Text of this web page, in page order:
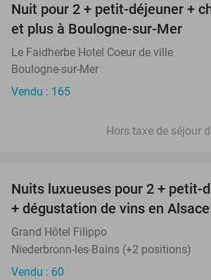
Nuit pour 2 + petit-déjeuner +
et plus à Boulogne-sur-Mer
Le Faidherbe Hotel Coeur de ville
Boulogne-sur-Mer
Vendu : 165
Hors taxe de séjour
Nuits luxueuses pour 2 + petit-
+ dégustation de vins en Alsace
Grand Hôtel Filippo
Niederbronn-les-Bains (+2 positions)
Vendu : 60